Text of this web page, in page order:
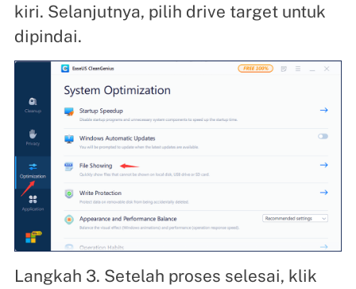
kiri. Selanjutnya, pilih drive target untuk
dipindai.
Langkah 3. Setelah proses selesai, klik